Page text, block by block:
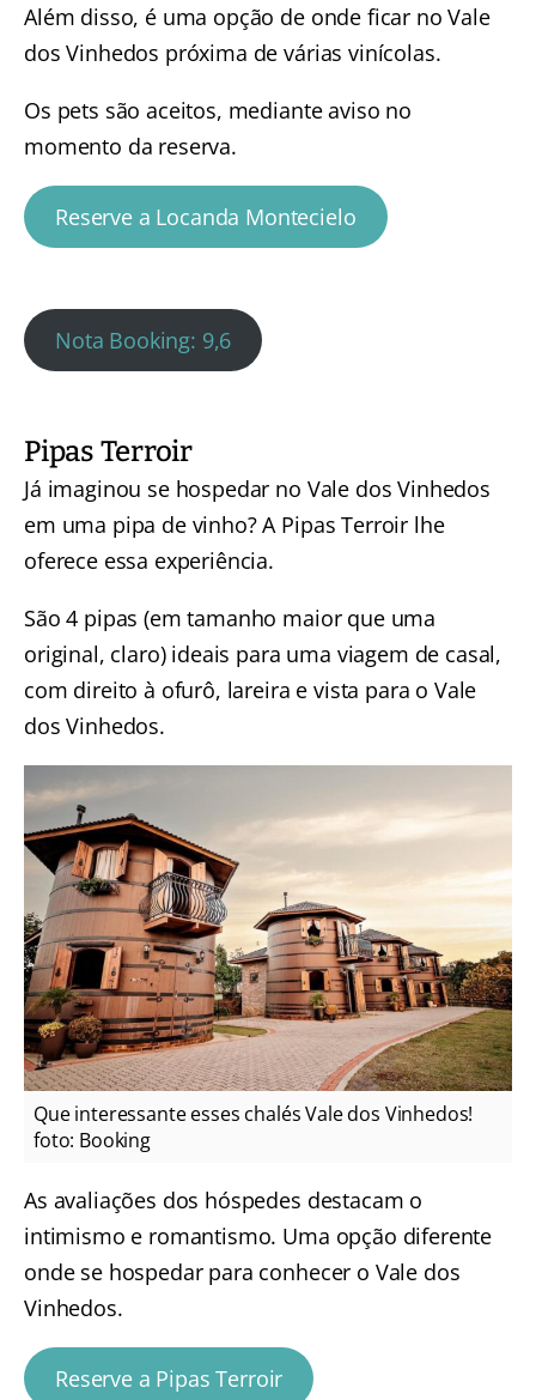
Além disso, é uma opção de onde ficar no Vale
dos Vinhedos próxima de várias vinícolas.
Os pets são aceitos, mediante aviso no
momento da reserva.
Reserve a Locanda Montecielo
Nota Booking: 9,6
Pipas Terroir
Já imaginou se hospedar no Vale dos Vinhedos
em uma pipa de vinho? A Pipas Terroir lhe
oferece essa experiência.
São 4 pipas (em tamanho maior que uma
original, claro) ideais para uma viagem de casal,
com direito à ofurô, lareira e vista para o Vale
dos Vinhedos.
Que interessante esses chalés Vale dos Vinhedos!
foto: Booking
As avaliações dos hóspedes destacam o
intimismo e romantismo. Uma opção diferente
onde se hospedar para conhecer o Vale dos
Vinhedos.
Reserve a Pipas Terroir